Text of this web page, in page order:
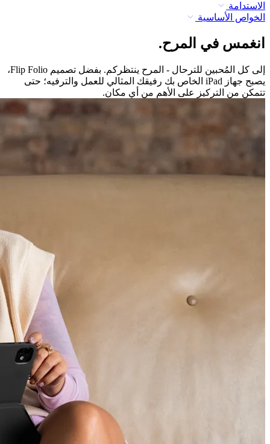
الاستدامة
الخواص الأساسية
انغمس في المرح.
إلى كل المُحبين للترحال - المرح ينتظركم. بفضل تصميم ‎Flip Folio‏،
يصبح جهاز ‎iPad‏ الخاص بك رفيقك المثالي للعمل والترفيه؛ حتى
تتمكن من التركيز على الأهم من أي مكان.